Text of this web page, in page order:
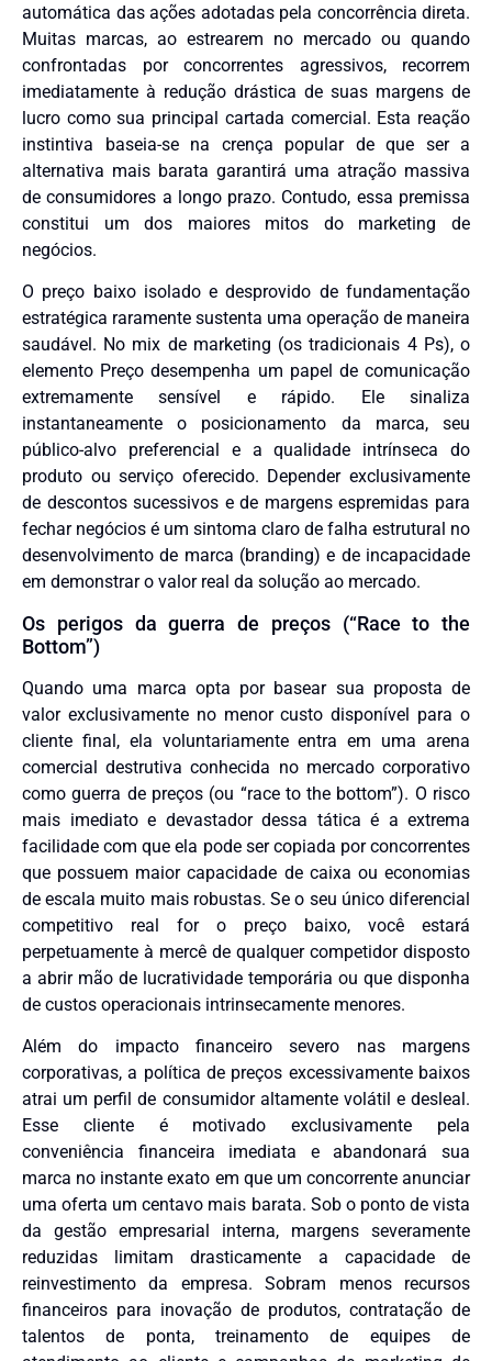
automática das ações adotadas pela concorrência direta.
Muitas marcas, ao estrearem no mercado ou quando
confrontadas por concorrentes agressivos, recorrem
imediatamente à redução drástica de suas margens de
lucro como sua principal cartada comercial. Esta reação
instintiva baseia-se na crença popular de que ser a
alternativa mais barata garantirá uma atração massiva
de consumidores a longo prazo. Contudo, essa premissa
constitui um dos maiores mitos do marketing de
negócios.
O preço baixo isolado e desprovido de fundamentação
estratégica raramente sustenta uma operação de maneira
saudável. No mix de marketing (os tradicionais 4 Ps), o
elemento Preço desempenha um papel de comunicação
extremamente sensível e rápido. Ele sinaliza
instantaneamente o posicionamento da marca, seu
público-alvo preferencial e a qualidade intrínseca do
produto ou serviço oferecido. Depender exclusivamente
de descontos sucessivos e de margens espremidas para
fechar negócios é um sintoma claro de falha estrutural no
desenvolvimento de marca (branding) e de incapacidade
em demonstrar o valor real da solução ao mercado.
Os perigos da guerra de preços (“Race to the
Bottom”)
Quando uma marca opta por basear sua proposta de
valor exclusivamente no menor custo disponível para o
cliente final, ela voluntariamente entra em uma arena
comercial destrutiva conhecida no mercado corporativo
como guerra de preços (ou “race to the bottom”). O risco
mais imediato e devastador dessa tática é a extrema
facilidade com que ela pode ser copiada por concorrentes
que possuem maior capacidade de caixa ou economias
de escala muito mais robustas. Se o seu único diferencial
competitivo real for o preço baixo, você estará
perpetuamente à mercê de qualquer competidor disposto
a abrir mão de lucratividade temporária ou que disponha
de custos operacionais intrinsecamente menores.
Além do impacto financeiro severo nas margens
corporativas, a política de preços excessivamente baixos
atrai um perfil de consumidor altamente volátil e desleal.
Esse cliente é motivado exclusivamente pela
conveniência financeira imediata e abandonará sua
marca no instante exato em que um concorrente anunciar
uma oferta um centavo mais barata. Sob o ponto de vista
da gestão empresarial interna, margens severamente
reduzidas limitam drasticamente a capacidade de
reinvestimento da empresa. Sobram menos recursos
financeiros para inovação de produtos, contratação de
talentos de ponta, treinamento de equipes de